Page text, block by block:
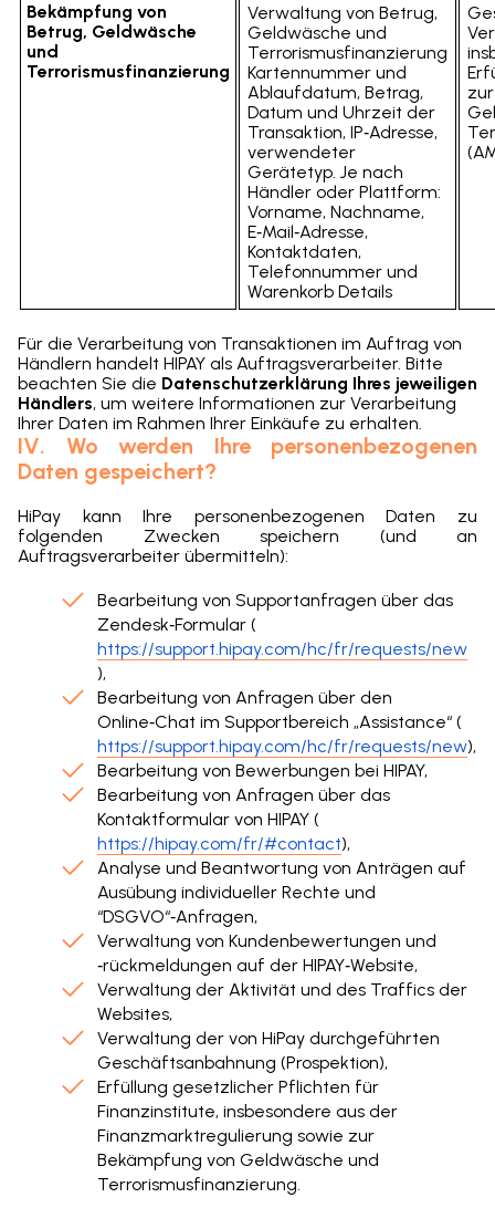
Bekämpfung von
Betrug, Geldwäsche
und
Terrorismusfinanzierung
Verwaltung von Betrug,
Geldwäsche und
Terrorismusfinanzierung
Kartennummer und
Ablaufdatum, Betrag,
Datum und Uhrzeit der
Transaktion, IP‑Adresse,
verwendeter
Gerätetyp. Je nach
Händler oder Plattform:
Vorname, Nachname,
E‑Mail‑Adresse,
Kontaktdaten,
Telefonnummer und
Warenkorb Details
Für die Verarbeitung von Transaktionen im Auftrag von
Händlern handelt HIPAY als Auftragsverarbeiter. Bitte
beachten Sie die Datenschutzerklärung Ihres jeweiligen
Händlers, um weitere Informationen zur Verarbeitung
Ihrer Daten im Rahmen Ihrer Einkäufe zu erhalten.
IV. Wo werden Ihre personenbezogenen
Daten gespeichert?
HiPay kann Ihre personenbezogenen Daten zu
folgenden Zwecken speichern (und an
Auftragsverarbeiter übermitteln):
Bearbeitung von Supportanfragen über das
Zendesk‑Formular (
https://support.hipay.com/hc/fr/requests/new
),
Bearbeitung von Anfragen über den
Online‑Chat im Supportbereich „Assistance“ (
https://support.hipay.com/hc/fr/requests/new),
Bearbeitung von Bewerbungen bei HIPAY,
Bearbeitung von Anfragen über das
Kontaktformular von HIPAY (
https://hipay.com/fr/#contact),
Analyse und Beantwortung von Anträgen auf
Ausübung individueller Rechte und
“DSGVO“‑Anfragen,
Verwaltung von Kundenbewertungen und
‑rückmeldungen auf der HIPAY‑Website,
Verwaltung der Aktivität und des Traffics der
Websites,
Verwaltung der von HiPay durchgeführten
Geschäftsanbahnung (Prospektion),
Erfüllung gesetzlicher Pflichten für
Finanzinstitute, insbesondere aus der
Finanzmarktregulierung sowie zur
Bekämpfung von Geldwäsche und
Terrorismusfinanzierung.